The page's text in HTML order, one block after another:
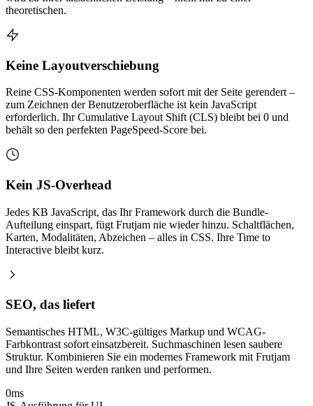
theoretischen.
Keine Layoutverschiebung
Reine CSS-Komponenten werden sofort mit der Seite gerendert –
zum Zeichnen der Benutzeroberfläche ist kein JavaScript
erforderlich. Ihr Cumulative Layout Shift (CLS) bleibt bei 0 und
behält so den perfekten PageSpeed-Score bei.
Kein JS-Overhead
Jedes KB JavaScript, das Ihr Framework durch die Bundle-
Aufteilung einspart, fügt Frutjam nie wieder hinzu. Schaltflächen,
Karten, Modalitäten, Abzeichen – alles in CSS. Ihre Time to
Interactive bleibt kurz.
SEO, das liefert
Semantisches HTML, W3C-gültiges Markup und WCAG-
Farbkontrast sofort einsatzbereit. Suchmaschinen lesen saubere
Struktur. Kombinieren Sie ein modernes Framework mit Frutjam
und Ihre Seiten werden ranken und performen.
0ms